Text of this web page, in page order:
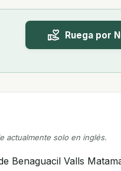
Ruega por
actualmente solo en inglés.
Benaguacil Valls